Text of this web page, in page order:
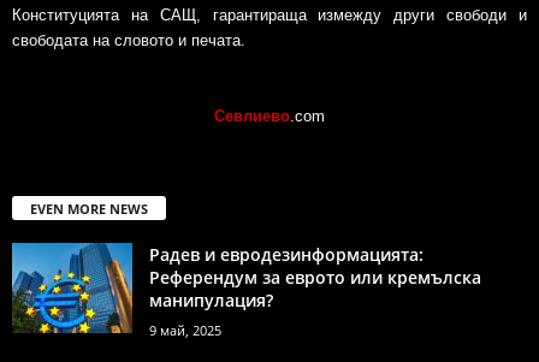
Конституцията на САЩ, гарантираща измежду други свободи и
свободата на словото и печата.
Севлиево .com
EVEN MORE NEWS
Радев и евродезинформацията:
Референдум за еврото или кремълска
манипулация?
9 май, 2025